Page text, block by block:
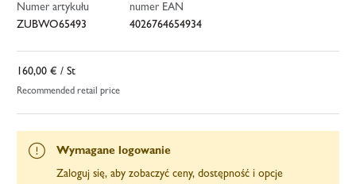
Numer artykułu
ZUBWO65493
numer EAN
4026764654934
160,00 € / St
Recommended retail price
Wymagane logowanie
Zaloguj się, aby zobaczyć ceny, dostępność i opcje